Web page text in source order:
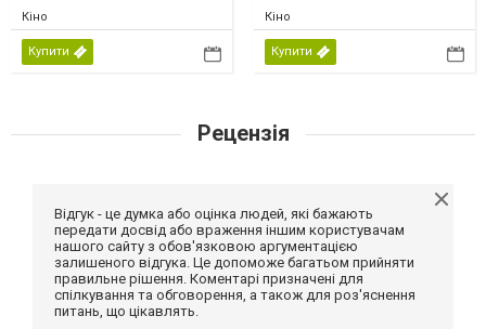
Кіно
Купити
Кіно
Купити
Рецензія
Відгук - це думка або оцінка людей, які бажають
передати досвід або враження іншим користувачам
нашого сайту з обов'язковою аргументацією
залишеного відгука. Це допоможе багатьом прийняти
правильне рішення. Коментарі призначені для
спілкування та обговорення, а також для роз'яснення
питань, що цікавлять.